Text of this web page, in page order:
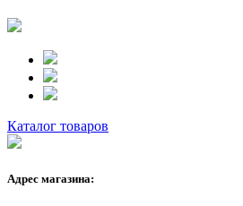
Каталог товаров
Адрес магазина: